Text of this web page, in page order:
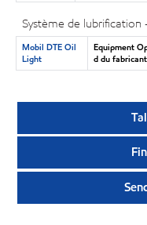
Système de
Mobil DTE Oil
Light
Equipment
d du fabricant